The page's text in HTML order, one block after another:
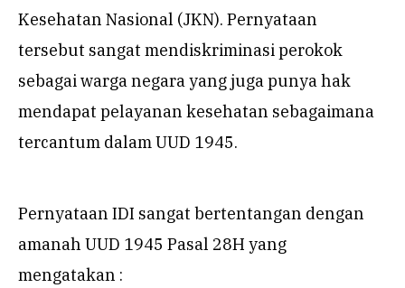
Kesehatan Nasional (JKN). Pernyataan
tersebut sangat mendiskriminasi perokok
sebagai warga negara yang juga punya hak
mendapat pelayanan kesehatan sebagaimana
tercantum dalam UUD 1945.
Pernyataan IDI sangat bertentangan dengan
amanah UUD 1945 Pasal 28H yang
mengatakan :